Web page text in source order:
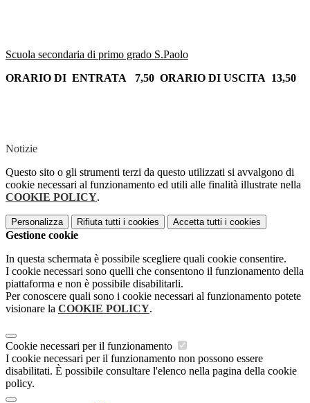
Scuola secondaria di primo grado S.Paolo
ORARIO DI ENTRATA 7,50 ORARIO DI USCITA 13,50
Notizie
Questo sito o gli strumenti terzi da questo utilizzati si avvalgono di
cookie necessari al funzionamento ed utili alle finalità illustrate nella
COOKIE POLICY.
Personalizza Rifiuta tutti i cookies Accetta tutti i cookies
Gestione cookie
In questa schermata è possibile scegliere quali cookie consentire.
I cookie necessari sono quelli che consentono il funzionamento della
piattaforma e non è possibile disabilitarli.
Per conoscere quali sono i cookie necessari al funzionamento potete
visionare la COOKIE POLICY.
Cookie necessari per il funzionamento
I cookie necessari per il funzionamento non possono essere
disabilitati. È possibile consultare l'elenco nella pagina della cookie
policy.